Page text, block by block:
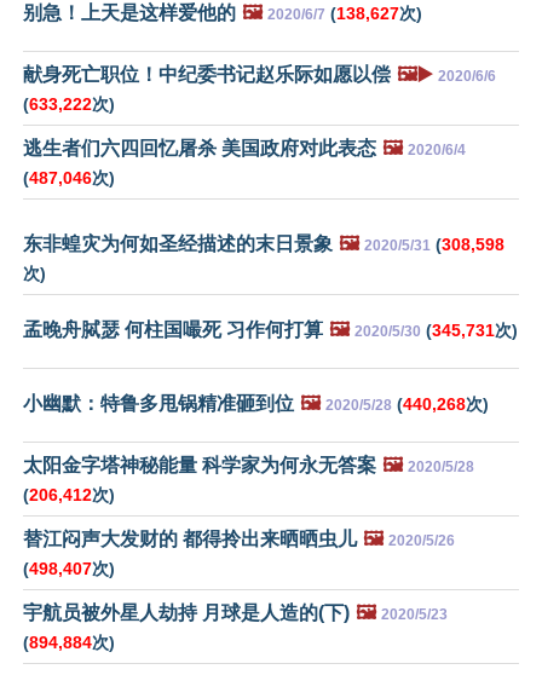
别急！上天是这样爱他的 🖼️ 2020/6/7 (138,627次)
献身死亡职位！中纪委书记赵乐际如愿以偿 🖼️▶️ 2020/6/6
(633,222次)
逃生者们六四回忆屠杀 美国政府对此表态 🖼️ 2020/6/4
(487,046次)
东非蝗灾为何如圣经描述的末日景象 🖼️ 2020/5/31 (308,598
次)
孟晚舟脦瑟 何柱国嘬死 习作何打算 🖼️ 2020/5/30 (345,731次)
小幽默：特鲁多甩锅精准砸到位 🖼️ 2020/5/28 (440,268次)
太阳金字塔神秘能量 科学家为何永无答案 🖼️ 2020/5/28
(206,412次)
替江闷声大发财的 都得拎出来晒晒虫儿 🖼️ 2020/5/26
(498,407次)
宇航员被外星人劫持 月球是人造的(下) 🖼️ 2020/5/23
(894,884次)